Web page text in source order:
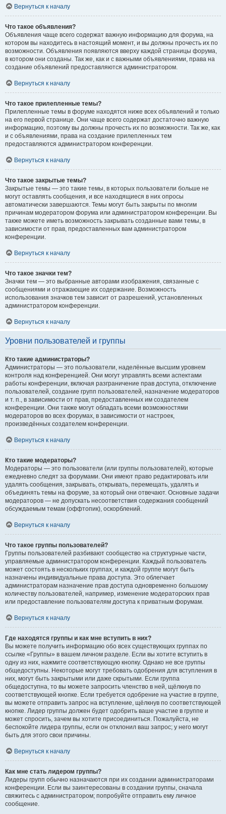
Вернуться к началу
Что такое объявления?
Объявления чаще всего содержат важную информацию для форума, на
котором вы находитесь в настоящий момент, и вы должны прочесть их по
возможности. Объявления появляются вверху каждой страницы форума,
в котором они созданы. Так же, как и с важными объявлениями, права на
создание объявлений предоставляются администратором.
Вернуться к началу
Что такое прилепленные темы?
Прилепленные темы в форуме находятся ниже всех объявлений и только
на его первой странице. Они чаще всего содержат достаточно важную
информацию, поэтому вы должны прочесть их по возможности. Так же, как
и с объявлениями, права на создание прилепленных тем
предоставляются администратором конференции.
Вернуться к началу
Что такое закрытые темы?
Закрытые темы — это такие темы, в которых пользователи больше не
могут оставлять сообщения, и все находящиеся в них опросы
автоматически завершаются. Темы могут быть закрыты по многим
причинам модератором форума или администратором конференции. Вы
также можете иметь возможность закрывать созданные вами темы, в
зависимости от прав, предоставленных вам администратором
конференции.
Вернуться к началу
Что такое значки тем?
Значки тем — это выбранные авторами изображения, связанные с
сообщениями и отражающие их содержание. Возможность
использования значков тем зависит от разрешений, установленных
администратором конференции.
Вернуться к началу
Уровни пользователей и группы
Кто такие администраторы?
Администраторы — это пользователи, наделённые высшим уровнем
контроля над конференцией. Они могут управлять всеми аспектами
работы конференции, включая разграничение прав доступа, отключение
пользователей, создание групп пользователей, назначение модераторов
и т. п., в зависимости от прав, предоставленных им создателем
конференции. Они также могут обладать всеми возможностями
модераторов во всех форумах, в зависимости от настроек,
произведённых создателем конференции.
Вернуться к началу
Кто такие модераторы?
Модераторы — это пользователи (или группы пользователей), которые
ежедневно следят за форумами. Они имеют право редактировать или
удалять сообщения, закрывать, открывать, перемещать, удалять и
объединять темы на форуме, за который они отвечают. Основные задачи
модераторов — не допускать несоответствия содержания сообщений
обсуждаемым темам (оффтопик), оскорблений.
Вернуться к началу
Что такое группы пользователей?
Группы пользователей разбивают сообщество на структурные части,
управляемые администратором конференции. Каждый пользователь
может состоять в нескольких группах, и каждой группе могут быть
назначены индивидуальные права доступа. Это облегчает
администраторам назначение прав доступа одновременно большому
количеству пользователей, например, изменение модераторских прав
или предоставление пользователям доступа к приватным форумам.
Вернуться к началу
Где находятся группы и как мне вступить в них?
Вы можете получить информацию обо всех существующих группах по
ссылке «Группы» в вашем личном разделе. Если вы хотите вступить в
одну из них, нажмите соответствующую кнопку. Однако не все группы
общедоступны. Некоторые могут требовать одобрения для вступления в
них, могут быть закрытыми или даже скрытыми. Если группа
общедоступна, то вы можете запросить членство в ней, щёлкнув по
соответствующей кнопке. Если требуется одобрение на участие в группе,
вы можете отправить запрос на вступление, щёлкнув по соответствующей
кнопке. Лидер группы должен будет одобрить ваше участие в группе и
может спросить, зачем вы хотите присоединиться. Пожалуйста, не
беспокойте лидера группы, если он отклонил ваш запрос; у него могут
быть для этого свои причины.
Вернуться к началу
Как мне стать лидером группы?
Лидеры групп обычно назначаются при их создании администраторами
конференции. Если вы заинтересованы в создании группы, сначала
свяжитесь с администратором; попробуйте отправить ему личное
сообщение.